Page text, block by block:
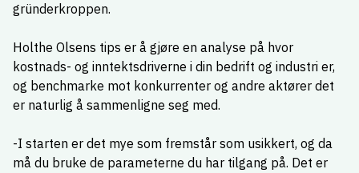
gründerkroppen.
Holthe Olsens tips er å gjøre en analyse på hvor
kostnads- og inntektsdriverne i din bedrift og industri er,
og benchmarke mot konkurrenter og andre aktører det
er naturlig å sammenligne seg med.
-I starten er det mye som fremstår som usikkert, og da
må du bruke de parameterne du har tilgang på. Det er